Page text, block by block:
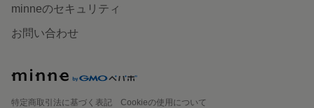
minneのセキュリティ
お問い合わせ
特定商取引法に基づく表記
Cookieの使用について